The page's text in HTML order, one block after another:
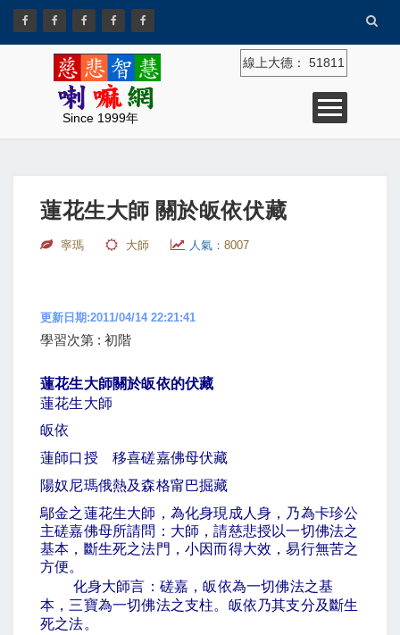
Since 1999年
線上大德： 51811
蓮花生大師 關於皈依伏藏
寧瑪 大師 人氣： 8007
更新日期:2011/04/14 22:21:41
學習次第 : 初階
蓮花生大師關於皈依的伏藏
蓮花生大師
皈依
蓮師口授 移喜磋嘉佛母伏藏
陽奴尼瑪俄熱及森格甯巴掘藏
鄔金之蓮花生大師，為化身現成人身，乃為卡珍公
主磋嘉佛母所請問：大師，請慈悲授以一切佛法之
基本，斷生死之法門，小因而得大效，易行無苦之
方便。
化身大師言：磋嘉，皈依為一切佛法之基
本，三寶為一切佛法之支柱。皈依乃其支分及斷生
死之法。